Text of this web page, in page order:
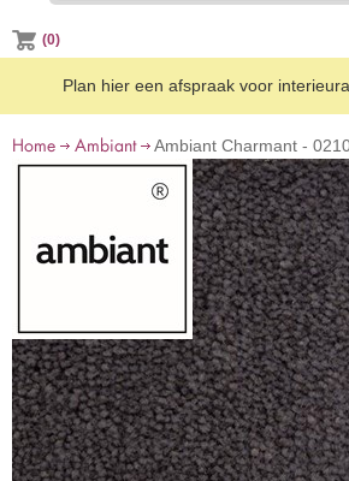
(0)
Plan hier een afspraak voor
Home Ambiant Ambiant Charmant -